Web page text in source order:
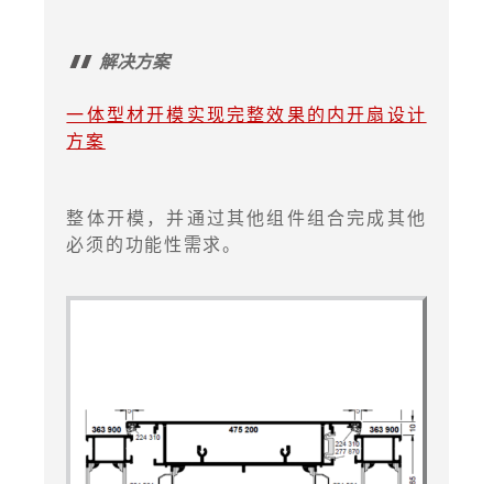
解决方案
一体型材开模实现完整效果的内开扇设计
方案
整体开模，并通过其他组件组合完成其他
必须的功能性需求。